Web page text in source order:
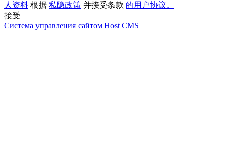
人资料 根据 私隐政策 并接受条款 的用户协议。
接受
Система управления сайтом Host CMS